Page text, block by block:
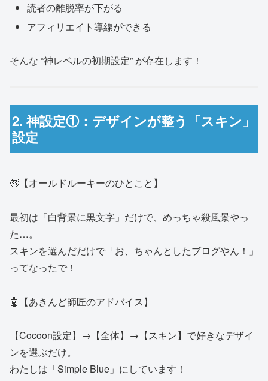
読者の離脱率が下がる
アフィリエイト導線ができる
そんな “神レベルの初期設定” が存在します！
2. 神設定①：デザインが整う「スキン」
設定
🧓【オールドルーキーのひとこと】
最初は「白背景に黒文字」だけで、めっちゃ殺風景やっ
た…。
スキンを選んだだけで「お、ちゃんとしたブログやん！」
ってなったで！
🤖【あきんど師匠のアドバイス】
【Cocoon設定】→【全体】→【スキン】で好きなデザイ
ンを選ぶだけ。
わたしは「Simple Blue」にしています！